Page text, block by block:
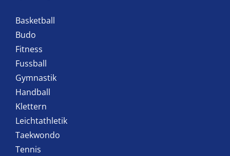
Basketball
Budo
Fitness
Fussball
Gymnastik
Handball
Klettern
Leichtathletik
Taekwondo
Tennis